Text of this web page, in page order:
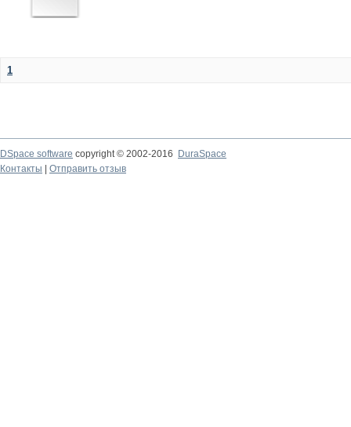
1
DSpace software copyright © 2002-2016
DuraSpace
Контакты
Отправить отзыв